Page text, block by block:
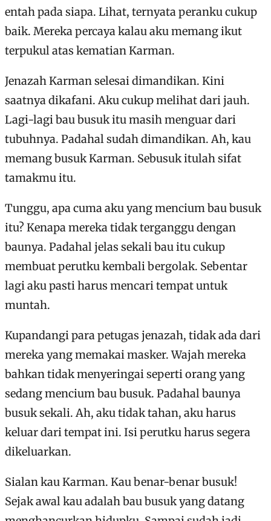
entah pada siapa. Lihat, ternyata peranku cukup
baik. Mereka percaya kalau aku memang ikut
terpukul atas kematian Karman.
Jenazah Karman selesai dimandikan. Kini
saatnya dikafani. Aku cukup melihat dari jauh.
Lagi-lagi bau busuk itu masih menguar dari
tubuhnya. Padahal sudah dimandikan. Ah, kau
memang busuk Karman. Sebusuk itulah sifat
tamakmu itu.
Tunggu, apa cuma aku yang mencium bau busuk
itu? Kenapa mereka tidak terganggu dengan
baunya. Padahal jelas sekali bau itu cukup
membuat perutku kembali bergolak. Sebentar
lagi aku pasti harus mencari tempat untuk
muntah.
Kupandangi para petugas jenazah, tidak ada dari
mereka yang memakai masker. Wajah mereka
bahkan tidak menyeringai seperti orang yang
sedang mencium bau busuk. Padahal baunya
busuk sekali. Ah, aku tidak tahan, aku harus
keluar dari tempat ini. Isi perutku harus segera
dikeluarkan.
Sialan kau Karman. Kau benar-benar busuk!
Sejak awal kau adalah bau busuk yang datang